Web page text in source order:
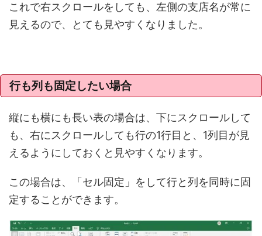
これで右スクロールをしても、左側の支店名が常に
見えるので、とても見やすくなりました。
行も列も固定したい場合
縦にも横にも長い表の場合は、下にスクロールして
も、右にスクロールしても行の1行目と、1列目が見
えるようにしておくと見やすくなります。
この場合は、「セル固定」をして行と列を同時に固
定することができます。